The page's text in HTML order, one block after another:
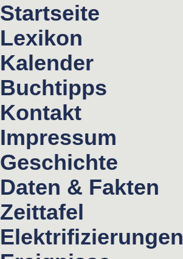
Startseite
Lexikon
Kalender
Buchtipps
Kontakt
Impressum
Geschichte
Daten & Fakten
Zeittafel
Elektrifizierungen